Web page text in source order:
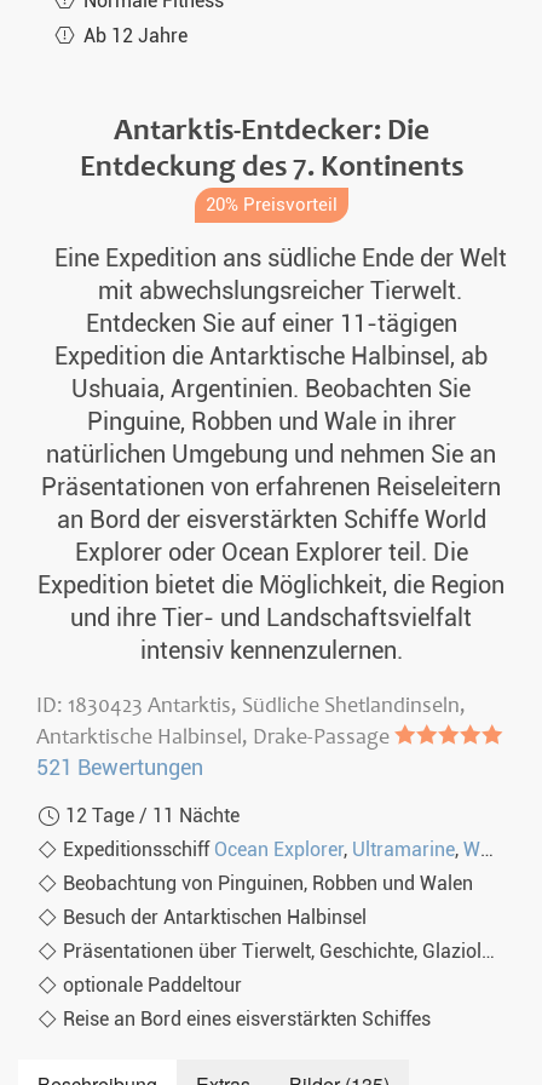
Mi. 15.11.2028
So. 03.12.2028
12 Tage €12.758,-
So. 17.12.2028 €13.784,-
Di. 19.12.2028 11 Tage €11.709,- MEHR
Mi. 27.12.2028 12 Tage €15.152,- MEHR
Mi. 03.01.2029 11 Tage €14.297,- MEHR
Di. 20.02.2029 11 Tage €10.427,- MEHR
Di. 20.02.2029 12 Tage €12.587,- MEHR
Do. 01.03.2029 11 Tage €10.427,- MEHR
Fr. 02.03.2029 12 Tage €12.587,- MEHR
Sa. 10.03.2029 11 Tage €10.427,- MEHR
So. 28.02.2027 12 Tage €14.296,- INFO
Ab 12 Jahre
Antarktis-Entdecker: Die
Entdeckung des 7. Kontinents
20% Preisvorteil
Eine Expedition ans südliche Ende der Welt
mit abwechslungsreicher Tierwelt.
Entdecken Sie auf einer 11-tägigen
Expedition die Antarktische Halbinsel, ab
Ushuaia, Argentinien. Beobachten Sie
Pinguine, Robben und Wale in ihrer
natürlichen Umgebung und nehmen Sie an
Präsentationen von erfahrenen Reiseleitern
an Bord der eisverstärkten Schiffe World
Explorer oder Ocean Explorer teil. Die
Expedition bietet die Möglichkeit, die Region
und ihre Tier- und Landschaftsvielfalt
intensiv kennenzulernen.
ID: 1830423 Antarktis, Südliche Shetlandinseln,
Antarktische Halbinsel, Drake-Passage ●●●●●
521 Bewertungen
12 Tage / 11 Nächte
Expeditionsschiff Ocean Explorer, Ultramarine, World Voyager
Beobachtung von Pinguinen, Robben und Walen
Besuch der Antarktischen Halbinsel
Präsentationen über Tierwelt, Geschichte, Glaziologie und Geologie
optionale Paddeltour
Reise an Bord eines eisverstärkten Schiffes